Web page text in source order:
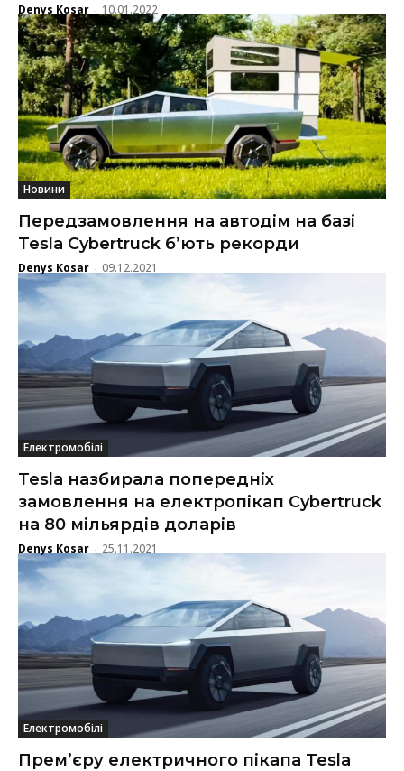
Denys Kosar - 10.01.2022
Новини
Передзамовлення на автодім на базі
Tesla Cybertruck б’ють рекорди
Denys Kosar - 09.12.2021
Електромобілі
Tesla назбирала попередніх
замовлення на електропікап Cybertruck
на 80 мільярдів доларів
Denys Kosar - 25.11.2021
Електромобілі
Прем’єру електричного пікапа Tesla